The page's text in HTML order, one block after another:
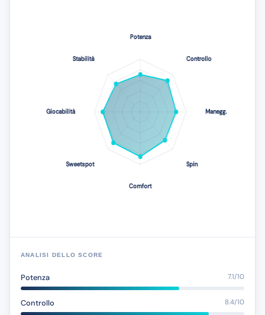
ANALISI DELLO SCORE
Potenza 7.1/10
Controllo 8.4/10